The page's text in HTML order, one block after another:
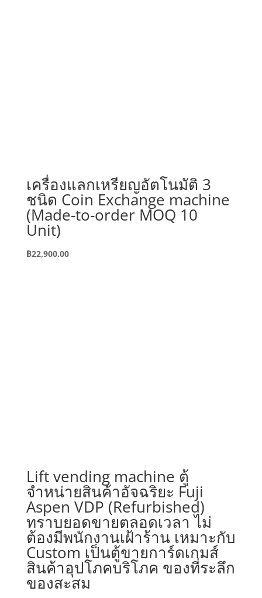
เครื่องแลกเหรียญอัตโนมัติ 3
ชนิด Coin Exchange machine
(Made-to-order MOQ 10
Unit)
฿22,900.00
Lift vending machine ตู้
จำหน่ายสินค้าอัจฉริยะ Fuji
Aspen VDP (Refurbished)
ทราบยอดขายตลอดเวลา ไม่
ต้องมีพนักงานเฝ้าร้าน เหมาะกับ
Custom เป็นตู้ขายการ์ดเกมส์
สินค้าอุปโภคบริโภค ของที่ระลึก
ของสะสม